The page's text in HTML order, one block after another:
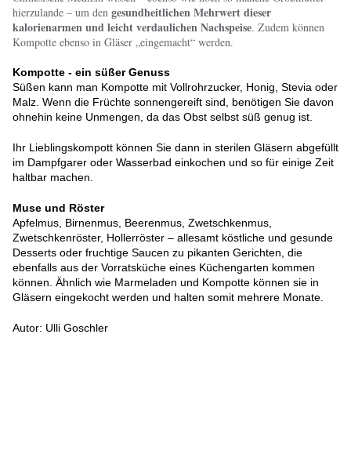
hierzulande – um den gesundheitlichen Mehrwert dieser
kalorienarmen und leicht verdaulichen Nachspeise. Zudem können
Kompotte ebenso in Gläser „eingemacht“ werden.
Kompotte - ein süßer Genuss
Süßen kann man Kompotte mit Vollrohrzucker, Honig, Stevia oder
Malz. Wenn die Früchte sonnengereift sind, benötigen Sie davon
ohnehin keine Unmengen, da das Obst selbst süß genug ist.
Ihr Lieblingskompott können Sie dann in sterilen Gläsern abgefüllt
im Dampfgarer oder Wasserbad einkochen und so für einige Zeit
haltbar machen.
Muse und Röster
Apfelmus, Birnenmus, Beerenmus, Zwetschkenmus,
Zwetschkenröster, Hollerröster – allesamt köstliche und gesunde
Desserts oder fruchtige Saucen zu pikanten Gerichten, die
ebenfalls aus der Vorratsküche eines Küchengarten kommen
können. Ähnlich wie Marmeladen und Kompotte können sie in
Gläsern eingekocht werden und halten somit mehrere Monate.
Autor: Ulli Goschler